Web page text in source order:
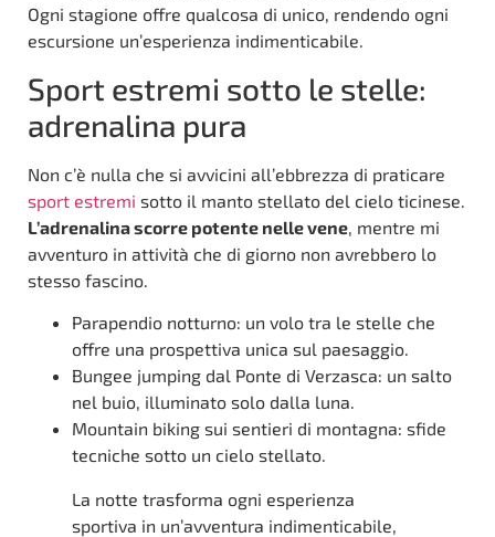
Ogni stagione offre qualcosa di unico, rendendo ogni
escursione un’esperienza indimenticabile.
Sport estremi sotto le stelle:
adrenalina pura
Non c’è nulla che si avvicini all’ebbrezza di praticare
sport estremi sotto il manto stellato del cielo ticinese.
L’adrenalina scorre potente nelle vene , mentre mi
avventuro in attività che di giorno non avrebbero lo
stesso fascino.
Parapendio notturno: un volo tra le stelle che
offre una prospettiva unica sul paesaggio.
Bungee jumping dal Ponte di Verzasca: un salto
nel buio, illuminato solo dalla luna.
Mountain biking sui sentieri di montagna: sfide
tecniche sotto un cielo stellato.
La notte trasforma ogni esperienza
sportiva in un’avventura indimenticabile,